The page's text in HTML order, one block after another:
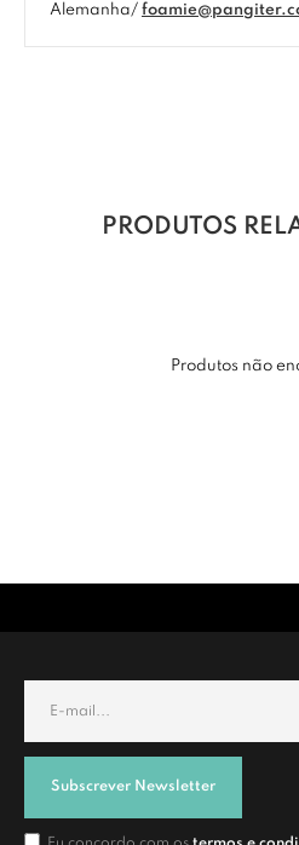
Alemanha/
PRODUTOS
Produtos não
Subscrever Newsletter